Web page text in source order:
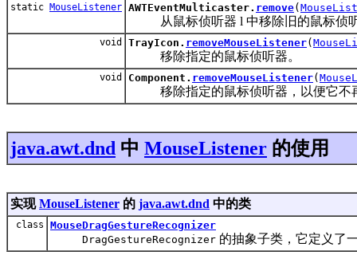
static MouseListener AWTEventMulticaster. remove(
从鼠标侦听器 l 中移除旧的鼠标侦听
void TrayIcon. removeMouseListener(
移除指定的鼠标侦听器。
void Component. removeMouseListener(
移除指定的鼠标侦听器，以便它不
java.awt.dnd 中 MouseListener 的使用
实现MouseListener 的 java.awt.dnd 中的类
class
MouseDragGestureRecognizer
DragGestureRecognizer 的抽象子类，它定义了